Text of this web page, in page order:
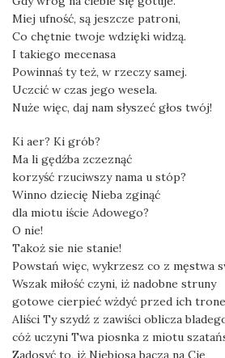
Miej ufność, są jeszcze patroni,
Co chętnie twoje wdzięki widzą.
I takiego mecenasa
Powinnaś ty też, w rzeczy samej.
Uczcić w czas jego wesela.
Nuże więc, daj nam słyszeć głos twój!
Ki aer? Ki grób?
Ma li gędźba zczeznąć
korzyść rzuciwszy nama u stóp?
Winno dziecię Nieba zginąć
dla miotu iście Adowego?
O nie!
Takoż sie nie stanie!
Powstań więc, wykrzesz co z męstwa
Wszak miłość czyni, iż nadobne struny
gotowe cierpieć wżdyć przed ich
Aliści Ty szydź z zawiści oblicza
cóż uczyni Twa piosnka z miotu
Zadosyć to, iż Niebiosa baczą na Cię